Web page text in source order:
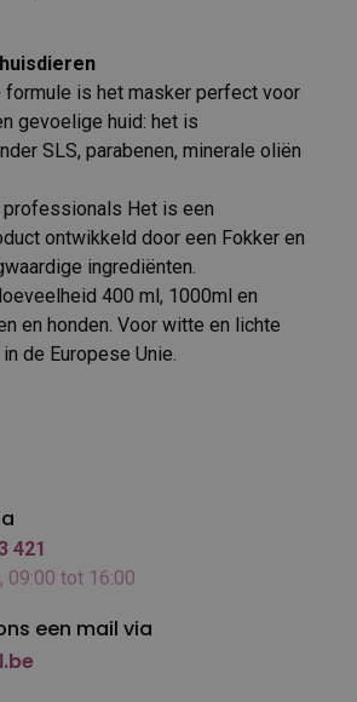
formule is het masker perfect voor
gevoelige huid: het is
SLS, parabenen, minerale oliën
Het is een
ontwikkeld door een Fokker en
ingrediënten.
400 ml, 1000ml en
en honden. Voor witte en lichte
de Europese Unie.
421
09:00 tot 16:00
een mail via